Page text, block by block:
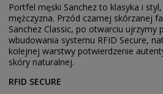
Portfel męski Sanchez to klasyka i
mężczyzna. Przód czarnej skórzanej
Sanchez Classic, po otwarciu ujrzymy
wbudowania systemu RFID Secure,
kolejnej warstwy potwierdzenie
skóry naturalnej.
RFID SECURE